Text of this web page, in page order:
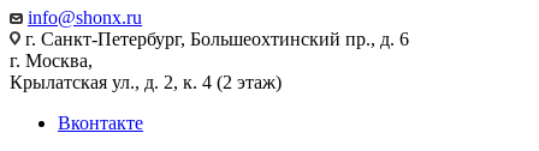
info@shonx.ru
г. Санкт-Петербург, Большеохтинский пр., д. 6
г. Москва,
Крылатская ул., д. 2, к. 4 (2 этаж)
Вконтакте